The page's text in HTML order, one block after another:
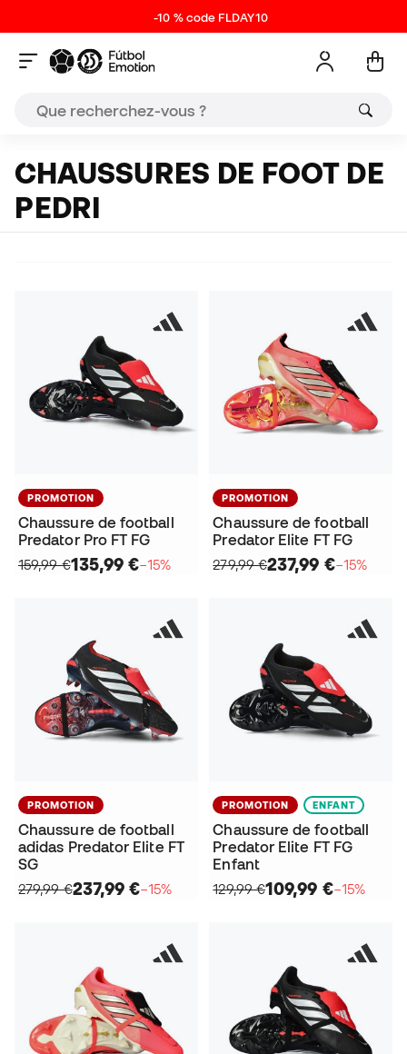
-10 % code FLDAY10
CHAUSSURES DE FOOT DE
PEDRI
PROMOTION
Chaussure de football
Predator Pro FT FG
159,99 €135,99 €−15%
PROMOTION
Chaussure de football
Predator Elite FT FG
279,99 €237,99 €−15%
PROMOTION
Chaussure de football
adidas Predator Elite FT
SG
279,99 €237,99 €−15%
PROMOTION ENFANT
Chaussure de football
Predator Elite FT FG
Enfant
129,99 €109,99 €−15%